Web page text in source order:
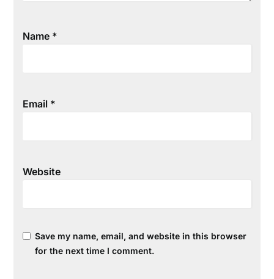
Name *
Email *
Website
Save my name, email, and website in this browser
for the next time I comment.